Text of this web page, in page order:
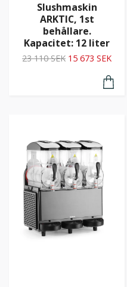
Slushmaskin
ARKTIC, 1st
behållare.
Kapacitet: 12 liter
23 110 SEK 15 673 SEK